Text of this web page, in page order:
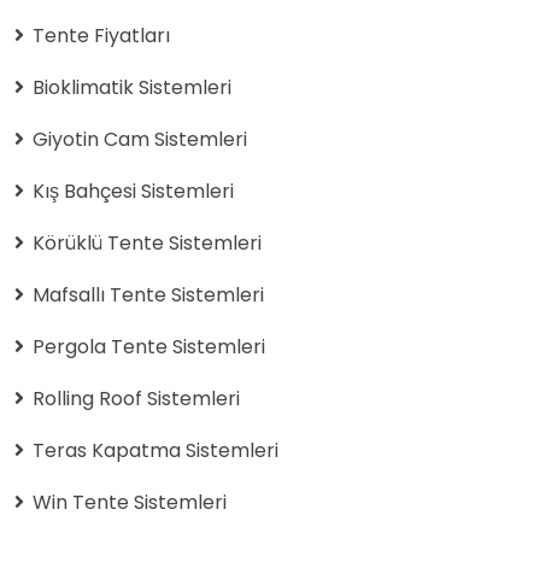
Tente Fiyatları
Bioklimatik Sistemleri
Giyotin Cam Sistemleri
Kış Bahçesi Sistemleri
Körüklü Tente Sistemleri
Mafsallı Tente Sistemleri
Pergola Tente Sistemleri
Rolling Roof Sistemleri
Teras Kapatma Sistemleri
Win Tente Sistemleri